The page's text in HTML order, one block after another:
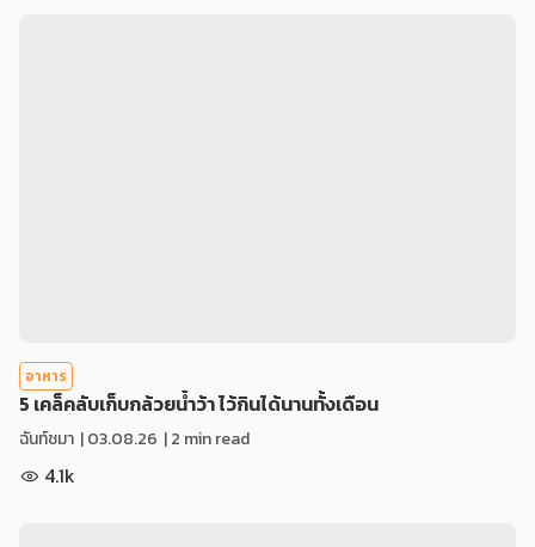
อาหาร
5 เคล็คลับเก็บกล้วยน้ำว้า ไว้กินได้นานทั้งเดือน
ฉันท์ชมา |03.08.26 | 2 min read
4.1k